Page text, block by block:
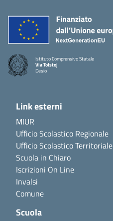
Istituto Comprensivo Statale
Via Tolstoj
Desio
Link esterni
MIUR
Ufficio Scolastico Regionale
Ufficio Scolastico Territoriale
Scuola in Chiaro
Iscrizioni On Line
Invalsi
Comune
Scuola